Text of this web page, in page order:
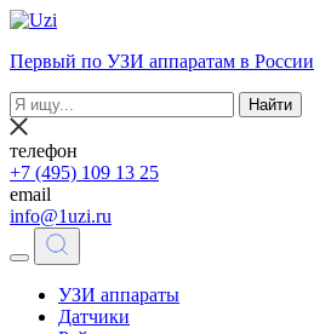
Первый по УЗИ аппаратам в России
Найти
телефон
+7 (495) 109 13 25
email
info@1uzi.ru
УЗИ аппараты
Датчики